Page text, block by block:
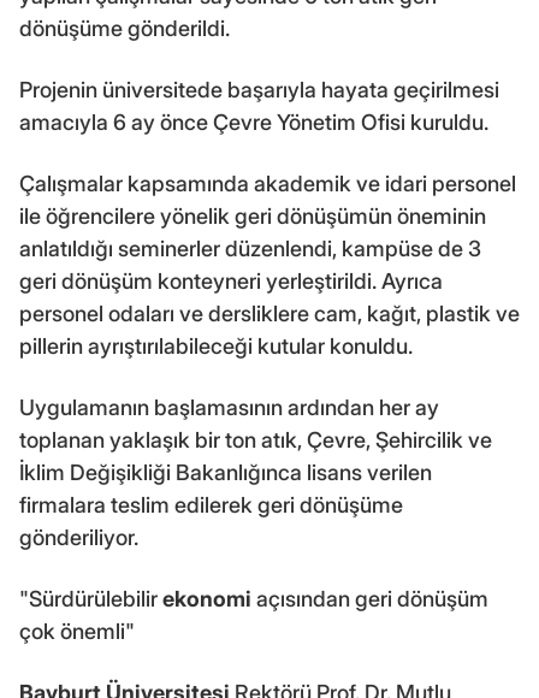
dönüşüme gönderildi.
Projenin üniversitede başarıyla hayata geçirilmesi
amacıyla 6 ay önce Çevre Yönetim Ofisi kuruldu.
Çalışmalar kapsamında akademik ve idari personel
ile öğrencilere yönelik geri dönüşümün öneminin
anlatıldığı seminerler düzenlendi, kampüse de 3
geri dönüşüm konteyneri yerleştirildi. Ayrıca
personel odaları ve dersliklere cam, kağıt, plastik ve
pillerin ayrıştırılabileceği kutular konuldu.
Uygulamanın başlamasının ardından her ay
toplanan yaklaşık bir ton atık, Çevre, Şehircilik ve
İklim Değişikliği Bakanlığınca lisans verilen
firmalara teslim edilerek geri dönüşüme
gönderiliyor.
"Sürdürülebilirekonomi açısından geri dönüşüm
çok önemli"